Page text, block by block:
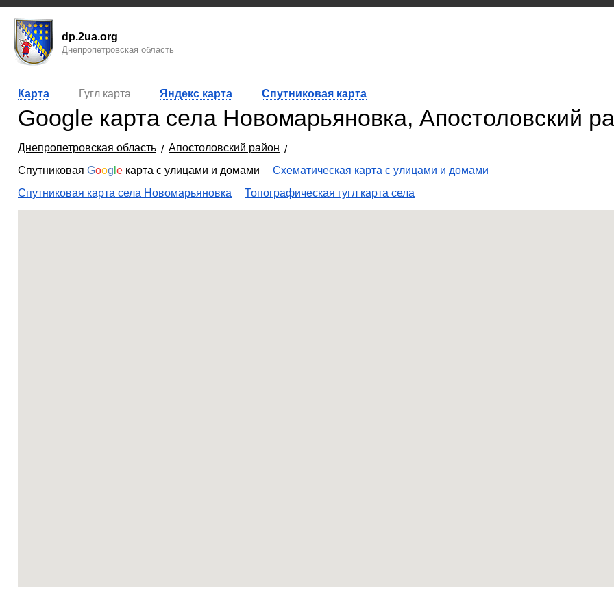
dp.2ua.org
Днепропетровская область
Карта Гугл карта Яндекс карта Спутниковая карта
Google карта села Новомарьяновка, Апостоловский
Днепропетровская область
Апостоловский район
Спутниковая Goog e карта с улицами и домами
Схематическая карта с улицами и домами
Спутниковая карта села Новомарьяновка
Топографическая гугл карта села